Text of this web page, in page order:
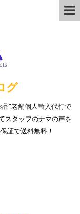
グ
"老舗個人輸入代行で
スタッフのナマの声を
証で送料無料！